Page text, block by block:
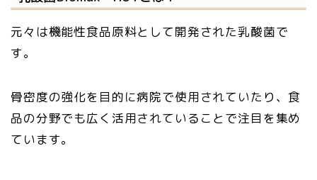
元々は機能性食品原料として開発された乳酸菌で
す。
骨密度の強化を目的に病院で使用されていたり、食
品の分野でも広く活用されていることで注目を集め
ています。